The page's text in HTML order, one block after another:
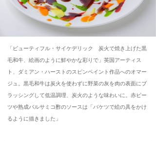
「ビューティフル・サイケデリック 炭火で焼き上げた黒
毛和牛、絵画のように鮮やかな彩りで」英国アーティス
ト、ダミアン・ハーストのスピンペイント作品へのオマー
ジュ。黒毛和牛は炭火を使わずに野菜の灰を肉の表面にブ
ラッシングして低温調理、炭火のような味わいに。赤ビー
ツや熟成バルサミコ酢のソースは「バケツで絵の具をかけ
るように描きました」